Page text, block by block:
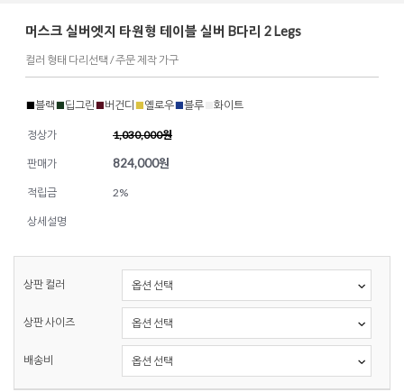
머스크 실버엣지 타원형 테이블 실버 B다리 2 Legs
컬러 형태 다리선택 / 주문 제작 가구
■블랙■딥그린■버건디 ■옐로우■블루 화이트
정상가 1,030,000원
판매가 824,000원
적립금 2%
상세설명
상판 컬러
상판 사이즈
배송비